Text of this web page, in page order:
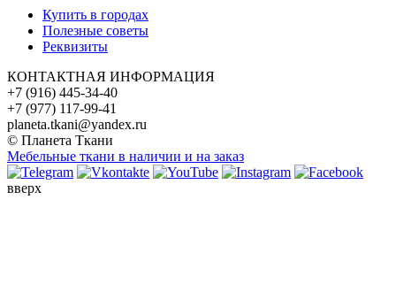
Купить в городах
Полезные советы
Реквизиты
КОНТАКТНАЯ ИНФОРМАЦИЯ
+7 (916) 445-34-40
+7 (977) 117-99-41
planeta.tkani@yandex.ru
© Планета Ткани
Мебельные ткани в наличии и на заказ
вверх